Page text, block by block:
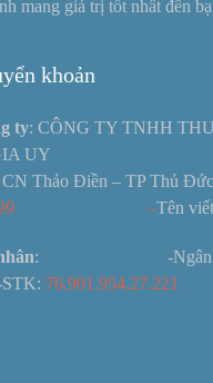
mang giá trị tốt nhất đến
khoản
ty: CÔNG TY TNHH
GIA UY -
CN Thảo Điền – TP
–Tên
: -Ngân Hàng
76.901.954.27.221